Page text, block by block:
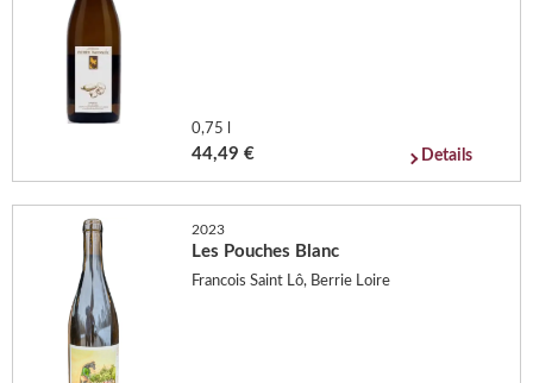
0,75 l
44,49 € Details
2023
Les Pouches Blanc
Francois Saint Lô, Berrie Loire